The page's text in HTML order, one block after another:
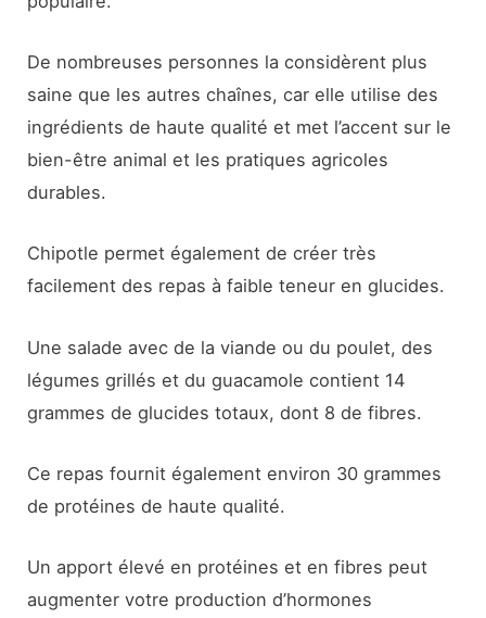
De nombreuses personnes la considèrent plus
saine que les autres chaînes, car elle utilise des
ingrédients de haute qualité et met l’accent sur le
bien-être animal et les pratiques agricoles
durables.
Chipotle permet également de créer très
facilement des repas à faible teneur en glucides.
Une salade avec de la viande ou du poulet, des
légumes grillés et du guacamole contient 14
grammes de glucides totaux, dont 8 de fibres.
Ce repas fournit également environ 30 grammes
de protéines de haute qualité.
Un apport élevé en protéines et en fibres peut
augmenter votre production d’hormones